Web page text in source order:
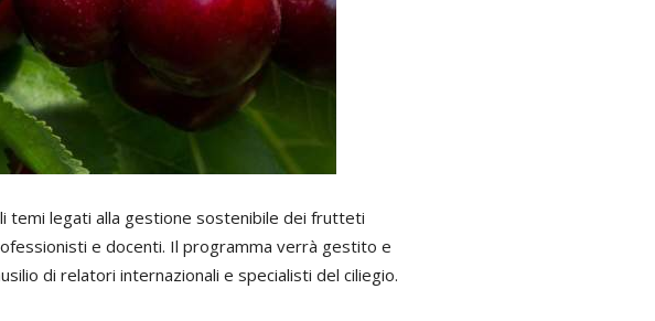
temi legati alla gestione sostenibile dei frutteti
e docenti. Il programma verrà gestito e
di relatori internazionali e specialisti del ciliegio.